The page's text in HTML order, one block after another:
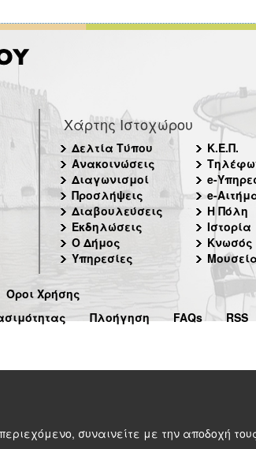
Χάρτης Ιστοχώρου
Δελτία Τύπου
Ανακοινώσεις
Διαγωνισμοί
Προσλήψεις
Διαβουλεύσεις
Εκδηλώσεις
Ο Δήμος
Υπηρεσίες
Κ.Ε.Π.
e-
e-
Η Πόλη
Ιστορία
Κνωσός
Όροι Χρήσης
Πλοήγηση FAQs RSS
συναινείτε με την αποδοχή